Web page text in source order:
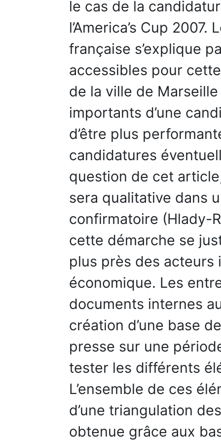
le cas de la
l’America’s Cup
française s’explique
accessibles pour
de la ville de
importants d’une
d’être plus
candidatures
question de cet
sera qualitative dans
confirmatoire (Hlady-
cette démarche se
plus près des
économique. Les
documents internes
création d’une base
presse sur une
tester les différents
L’ensemble de ces
d’une triangulation
obtenue grâce aux